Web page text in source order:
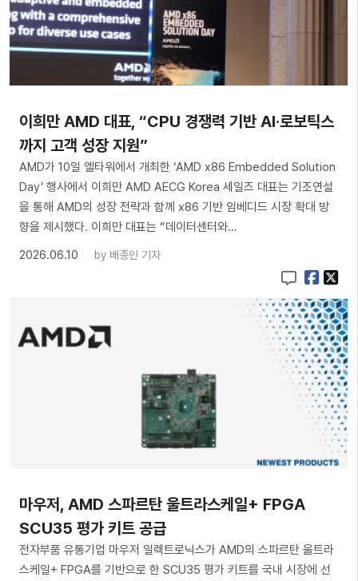
이희만 AMD 대표, “CPU 경쟁력 기반 AI·로보틱스
까지 고객 성장 지원”
AMD가 10일 엘타워에서 개최한 ‘AMD x86 Embedded Solution
Day’ 행사에서 이희만 AMD AECG Korea 세일즈 대표는 기조연설
을 통해 AMD의 성장 전략과 함께 x86 기반 임베디드 시장 확대 방
향을 제시했다. 이희만 대표는 “데이터센터와…
2026.06.10
by 배종인 기자
마우저, AMD 스파르탄 울트라스케일+ FPGA
SCU35 평가 키트 공급
전자부품 유통기업 마우저 일렉트로닉스가 AMD의 스파르탄 울트라
스케일+ FPGA를 기반으로 한 SCU35 평가 키트를 국내 시장에 선